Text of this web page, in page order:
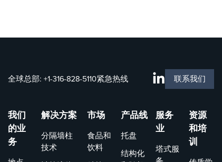
全球总部: +1-316-828-5110紧急热线 联系我们
我们
的业
务
解决方案
分隔墙柱
技术
市场
食品和
饮料
产品线
托盘
结构化
服务
业
塔式服
资源
和培
训